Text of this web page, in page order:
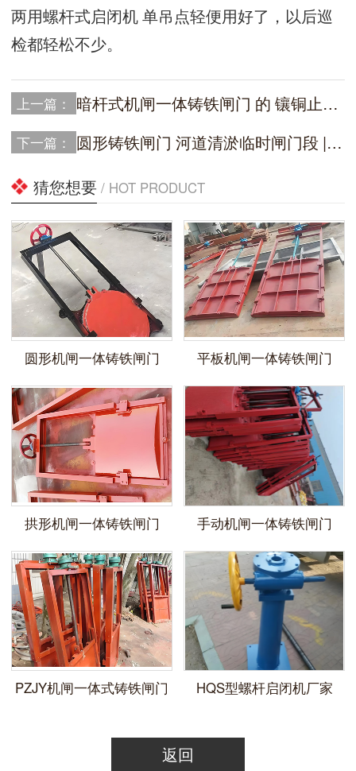
两用螺杆式启闭机 单吊点轻便用好了，以后巡
检都轻松不少。
上一篇： 暗杆式机闸一体铸铁闸门 的 镶铜止水带密封性能 | 实战避坑指南
下一篇：
圆形铸铁闸门 河道清淤临时闸门段 | 一线**的实战避坑手册
猜您想要 / HOT PRODUCT
圆形机闸一体铸铁闸门 平板机闸一体铸铁闸门
拱形机闸一体铸铁闸门 手动机闸一体铸铁闸门
​PZJY机闸一体式铸铁闸门 HQS型螺杆启闭机厂家
返回